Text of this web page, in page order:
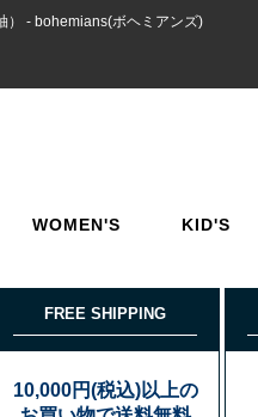
） - bohemians(ボヘミアンズ)
WOMEN'S KID'S
FREE SHIPPING
10,000円(税込)以上の